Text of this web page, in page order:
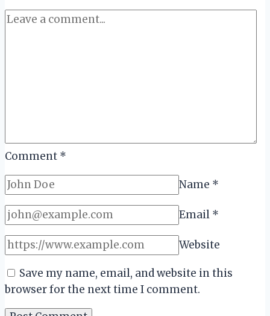
Comment *
Name *
Email *
Website
Save my name, email, and website in this
browser for the next time I comment.